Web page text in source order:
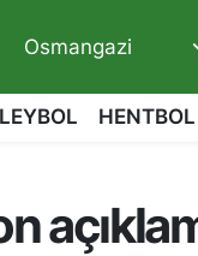
Osmangazi
HENTBOL